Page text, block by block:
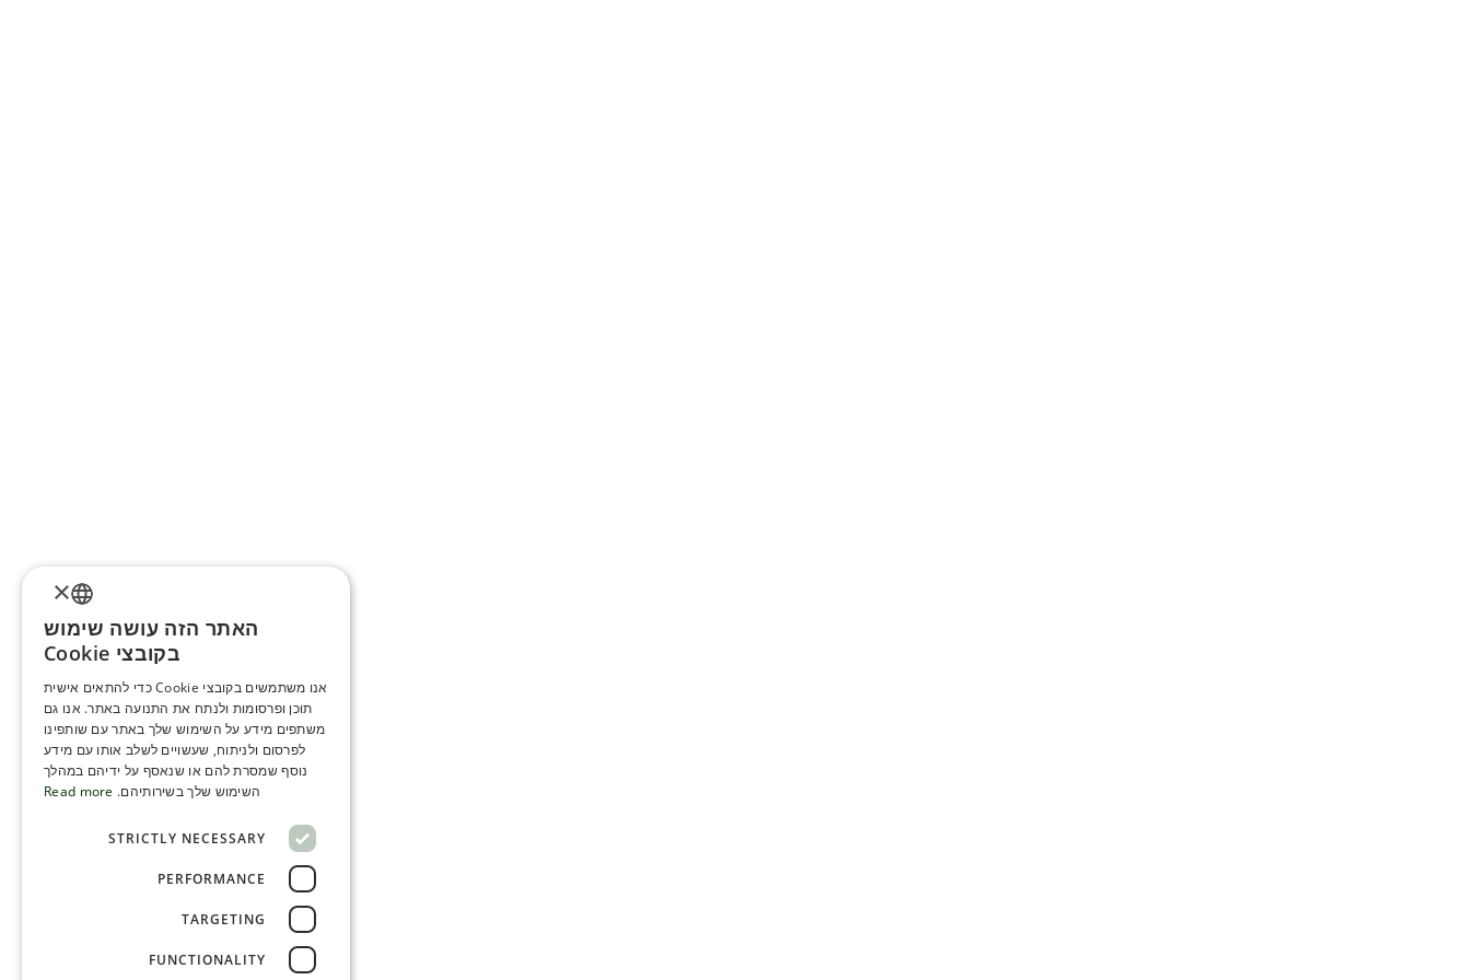
ENGLISH
SERBIA
HEBREW
RUSSIAN
SERBIAN-2
×
האתר הזה עושה שימוש
בקובצי Cookie
אנו משתמשים בקובצי Cookie כדי להתאים אישית
תוכן ופרסומות ולנתח את התנועה באתר. אנו גם
משתפים מידע על השימוש שלך באתר עם שותפינו
לפרסום ולניתוח, שעשויים לשלב אותו עם מידע
נוסף שמסרת להם או שנאסף על ידיהם במהלך
השימוש שלך בשירותיהם. Read more
STRICTLY NECESSARY
PERFORMANCE
TARGETING
FUNCTIONALITY